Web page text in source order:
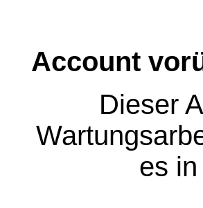
Account
Dieser
es